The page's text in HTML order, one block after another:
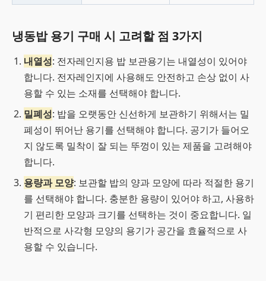
냉동밥 용기 구매 시 고려할 점 3가지
내열성: 전자레인지용 밥 보관용기는 내열성이 있어야
합니다. 전자레인지에 사용해도 안전하고 손상 없이 사
용할 수 있는 소재를 선택해야 합니다.
밀폐성: 밥을 오랫동안 신선하게 보관하기 위해서는 밀
폐성이 뛰어난 용기를 선택해야 합니다. 공기가 들어오
지 않도록 밀착이 잘 되는 뚜껑이 있는 제품을 고려해야
합니다.
용량과 모양: 보관할 밥의 양과 모양에 따라 적절한 용기
를 선택해야 합니다. 충분한 용량이 있어야 하고, 사용하
기 편리한 모양과 크기를 선택하는 것이 중요합니다. 일
반적으로 사각형 모양의 용기가 공간을 효율적으로 사
용할 수 있습니다.